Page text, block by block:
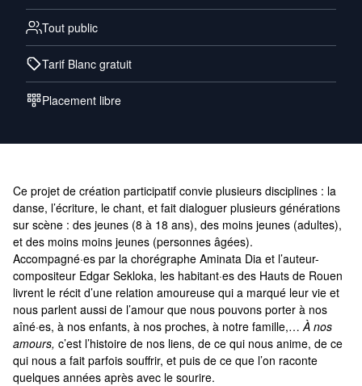
Tout public
Tarif Blanc gratuit
Placement libre
Ce projet de création participatif convie plusieurs disciplines : la
danse, l’écriture, le chant, et fait dialoguer plusieurs générations
sur scène : des jeunes (8 à 18 ans), des moins jeunes (adultes),
et des moins moins jeunes (personnes âgées).
Accompagné·es par la chorégraphe Aminata Dia et l’auteur-
compositeur Edgar Sekloka, les habitant·es des Hauts de Rouen
livrent le récit d’une relation amoureuse qui a marqué leur vie et
nous parlent aussi de l’amour que nous pouvons porter à nos
aîné·es, à nos enfants, à nos proches, à notre famille,…À nos
amours, c’est l’histoire de nos liens, de ce qui nous anime, de ce
qui nous a fait parfois souffrir, et puis de ce que l’on raconte
quelques années après avec le sourire.